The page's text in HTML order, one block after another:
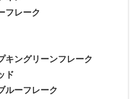
フレーク
キングリーンフレーク
ド
ルーフレーク